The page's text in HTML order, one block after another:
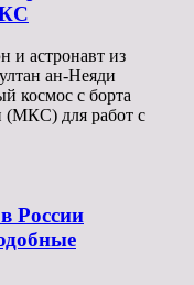
и астронавт из
ан-Неяди
космос с борта
(МКС) для работ с
России